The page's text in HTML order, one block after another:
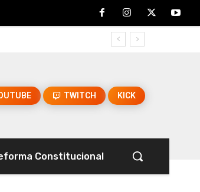
TWITCH KICK
Constitucional